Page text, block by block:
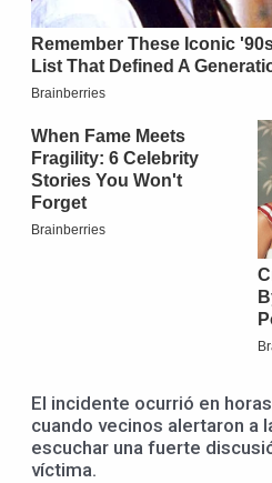
El incidente ocurrió en
cuando vecinos alertaron a
escuchar una fuerte
víctima.